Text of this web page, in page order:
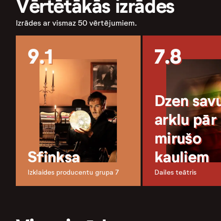
Vērtētākās izrādes
Izrādes ar vismaz 50 vērtējumiem.
9.1
Sfinksa
Izklaides producentu grupa 7
7.8
Dzen
arklu pār
mirušo
kauliem
Dailes teātris